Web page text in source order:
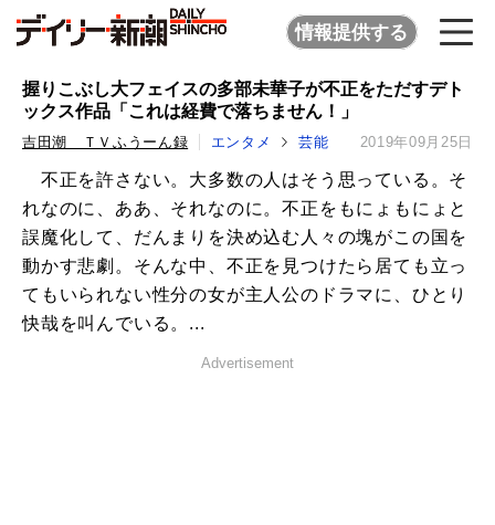
情報提供する
握りこぶし大フェイスの多部未華子が不正をただすデト
ックス作品「これは経費で落ちません！」
吉田潮 ＴＶふうーん録 エンタメ 芸能 2019年09月25日
不正を許さない。大多数の人はそう思っている。そ
れなのに、ああ、それなのに。不正をもにょもにょと
誤魔化して、だんまりを決め込む人々の塊がこの国を
動かす悲劇。そんな中、不正を見つけたら居ても立っ
てもいられない性分の女が主人公のドラマに、ひとり
快哉を叫んでいる。...
Advertisement